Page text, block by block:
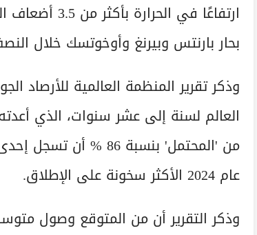
ارتفاعًا في
بحار بارنتس وبيرنغ وأوخوتسك خلال
وذكر تقرير المنظمة العالمية للأرصاد
العالم لسنة إلى عشر سنوات، الذي
عام 2024 الأكثر سخونة على الإطلاق.
وذكر التقرير أن من المتوقع وصول